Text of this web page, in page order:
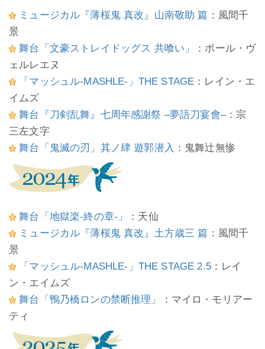
ミュージカル『薄桜鬼 真改』山南敬助 篇 ：風間千
景
舞台「文豪ストレイドッグス 共喰い」
：ポール・ヴ
ェルレエヌ
「マッシュル-MASHLE-」THE STAGE ：レイン・エ
イムズ
舞台『刀剣乱舞』七周年感謝祭 –夢語刀宴會–：宗
三左文字
舞台「鬼滅の刃」其ノ肆 遊郭潜入 ：鬼舞辻無惨
舞台「地獄楽-終の章-」
：天仙
ミュージカル『薄桜鬼 真改』土方歳三 篇 ：風間千
景
「マッシュル-MASHLE-」THE STAGE 2.5：レイ
ン・エイムズ
舞台「鴨乃橋ロンの禁断推理」
：マイロ・モリアー
ティ